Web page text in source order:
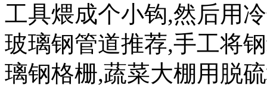
工具煨成个小钩,然后用
玻璃钢管道推荐,手工将
璃钢格栅,蔬菜大棚用脱